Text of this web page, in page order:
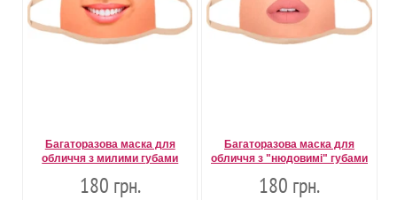
Багаторазова маска для
обличчя з милими губами
180 грн.
Багаторазова маска для
обличчя з "нюдовимі" губами
180 грн.